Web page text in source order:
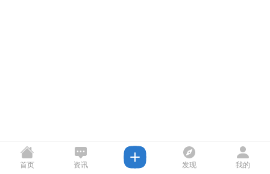
首页 资讯 发现 我的